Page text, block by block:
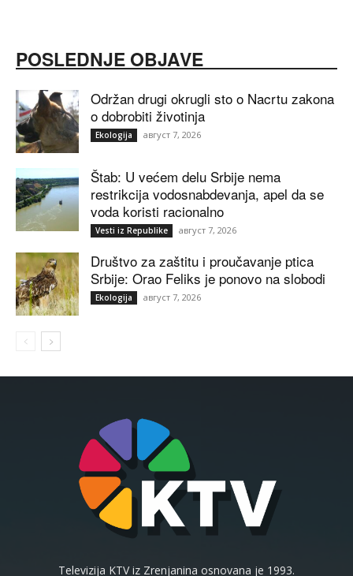
POSLEDNJE OBJAVE
Održan drugi okrugli sto o Nacrtu zakona
o dobrobiti životinja
Ekologija август 7, 2026
Štab: U većem delu Srbije nema
restrikcija vodosnabdevanja, apel da se
voda koristi racionalno
Vesti iz Republike август 7, 2026
Društvo za zaštitu i proučavanje ptica
Srbije: Orao Feliks je ponovo na slobodi
Ekologija август 7, 2026
Televizija KTV iz Zrenjanina osnovana je 1993.